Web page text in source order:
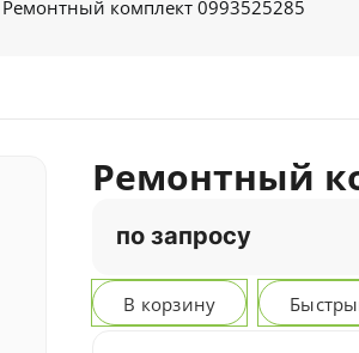
Ремонтный комплект 0993525285
Ремонтный
по запросу
В корзину